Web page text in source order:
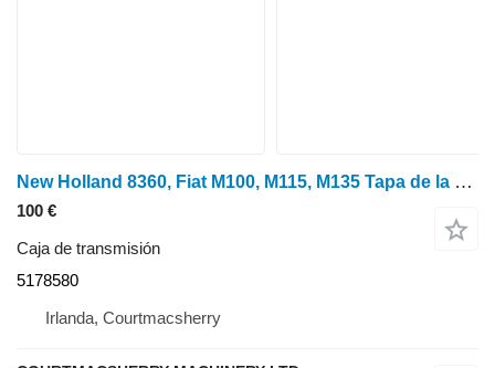
New Holland 8360, Fiat M100, M115, M135 Tapa de la caja de transmisión 5178580, 518 para New Holland 8360, M100, M115, M135 Case tractor de ruedas
100 €
Caja de transmisión
5178580
Irlanda, Courtmacsherry